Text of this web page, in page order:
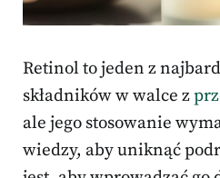
Retinol to jeden z
składników w walce z
ale jego stosowanie
wiedzy, aby uniknąć